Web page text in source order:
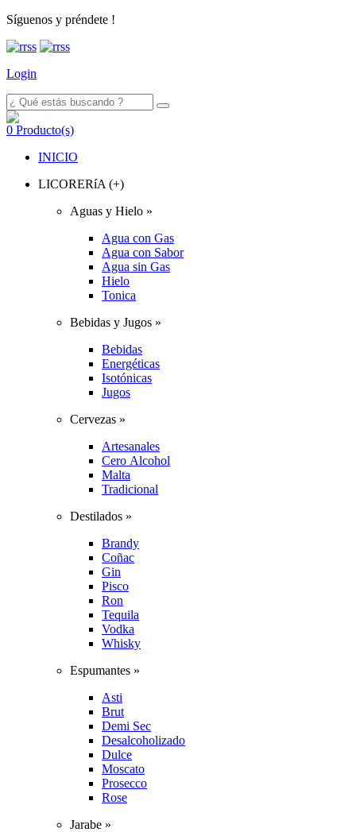
Síguenos y préndete !
Login
0 Producto(s)
INICIO
LICORERíA (+)
Aguas y Hielo »
Agua con Gas
Agua con Sabor
Agua sin Gas
Hielo
Tonica
Bebidas y Jugos »
Bebidas
Energéticas
Isotónicas
Jugos
Cervezas »
Artesanales
Cero Alcohol
Malta
Tradicional
Destilados »
Brandy
Coñac
Gin
Pisco
Ron
Tequila
Vodka
Whisky
Espumantes »
Asti
Brut
Demi Sec
Desalcoholizado
Dulce
Moscato
Prosecco
Rose
Jarabe »